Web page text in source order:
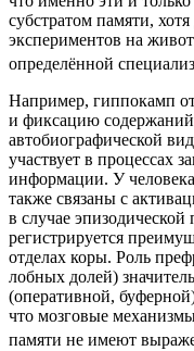
субстратом памяти,
экспериментов на
определённой
Например, гиппокамп
и фиксацию содержаний
автобиографической
участвует в процессах
информации. У
также связаны с
в случае эпизодической
регистрируется
отделах коры. Роль
лобных долей)
(оперативной,
что мозговые
памяти не имеют